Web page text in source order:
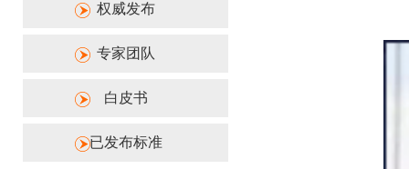
权威发布
专家团队
白皮书
已发布标准